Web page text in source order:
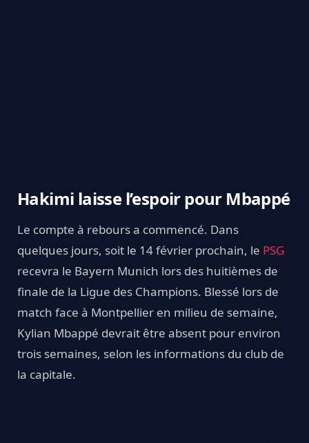
Hakimi laisse l’espoir pour Mbappé
Le compte à rebours a commencé. Dans
quelques jours, soit le 14 février prochain, le PSG
recevra le Bayern Munich lors des huitièmes de
finale de la Ligue des Champions. Blessé lors de
match face à Montpellier en milieu de semaine,
Kylian Mbappé devrait être absent pour environ
trois semaines, selon les informations du club de
la capitale.